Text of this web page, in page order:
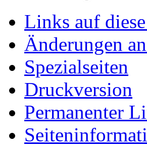
Links auf
Änderungen
Spezialseiten
Druckversion
Permanenter